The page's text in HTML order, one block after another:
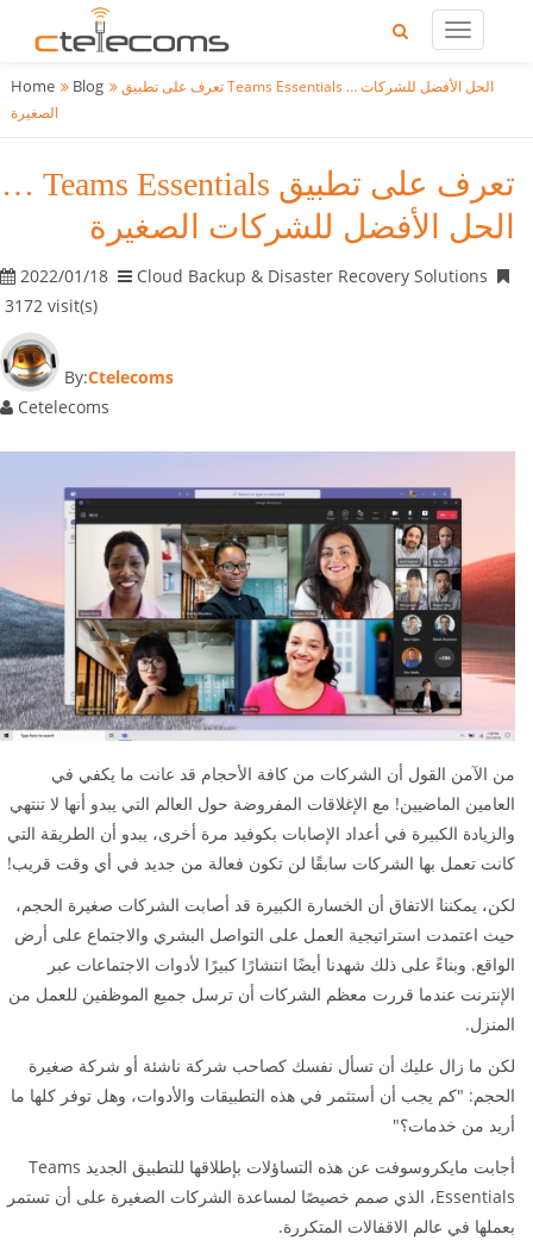
Home Blog
تعرف على تطبيق Teams Essentials … الحل الأفضل للشركات
الصغيرة
تعرف على تطبيق Teams Essentials …
الحل الأفضل للشركات الصغيرة
2022/01/18
Cloud Backup & Disaster Recovery Solutions
3172 visit(s)
By:Ctelecoms
Cetelecoms
من الآمن القول أن الشركات من كافة الأحجام قد عانت ما يكفي في
العامين الماضيين! مع الإغلاقات المفروضة حول العالم التي يبدو أنها لا تنتهي
والزيادة الكبيرة في أعداد الإصابات بكوفيد مرة أخرى، يبدو أن الطريقة التي
كانت تعمل بها الشركات سابقًا لن تكون فعالة من جديد في أي وقت قريب!
لكن، يمكننا الاتفاق أن الخسارة الكبيرة قد أصابت الشركات صغيرة الحجم،
حيث اعتمدت استراتيجية العمل على التواصل البشري والاجتماع على أرض
الواقع. وبناءً على ذلك شهدنا أيضًا انتشارًا كبيرًا لأدوات الاجتماعات عبر
الإنترنت عندما قررت معظم الشركات أن ترسل جميع الموظفين للعمل من
المنزل.
لكن ما زال عليك أن تسأل نفسك كصاحب شركة ناشئة أو شركة صغيرة
الحجم: "كم يجب أن أستثمر في هذه التطبيقات والأدوات، وهل توفر كلها ما
أريد من خدمات؟"
أجابت مايكروسوفت عن هذه التساؤلات بإطلاقها للتطبيق الجديد Teams
Essentials، الذي صمم خصيصًا لمساعدة الشركات الصغيرة على أن تستمر
بعملها في عالم الاقفالات المتكررة.